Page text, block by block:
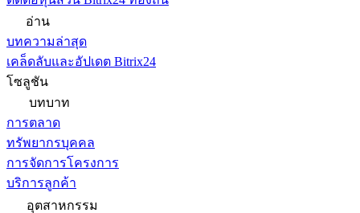
อ่าน
บทความล่าสุด
เคล็ดลับและอัปเดต Bitrix24
โซลูชัน
บทบาท
การตลาด
ทรัพยากรบุคคล
การจัดการโครงการ
บริการลูกค้า
อุตสาหกรรม